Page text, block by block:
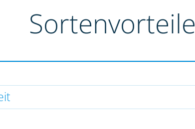
Sortenvorteile